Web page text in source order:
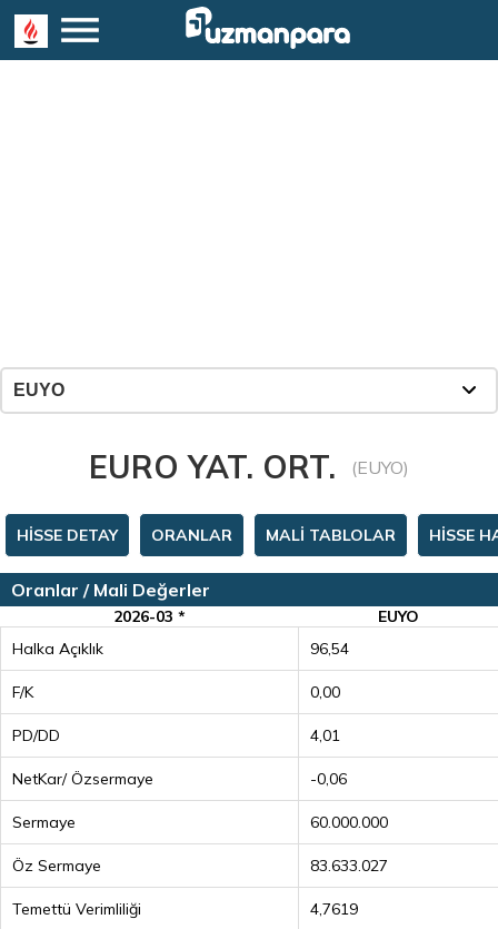
EURO YAT. ORT. (EUYO)
HİSSE DETAY ORANLAR MALİ TABLOLAR HİSSE
Oranlar / Mali Değerler
2026-03 *
EUYO
Halka Açıklık
96,54
F/K 0,00
PD/DD 4,01
NetKar/ Özsermaye -0,06
Sermaye 60.000.000
Öz Sermaye 83.633.027
Temettü Verimliliği 4,7619